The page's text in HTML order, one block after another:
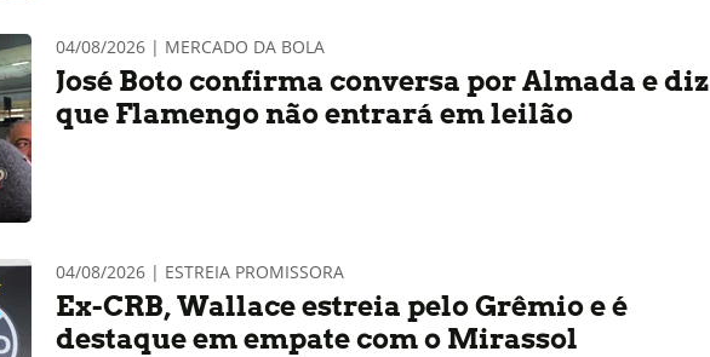
04/08/2026 | MERCADO DA BOLA
José Boto confirma conversa por Almada e diz
que Flamengo não entrará em leilão
04/08/2026 | ESTREIA PROMISSORA
Ex-CRB, Wallace estreia pelo Grêmio e é
destaque em empate com o Mirassol